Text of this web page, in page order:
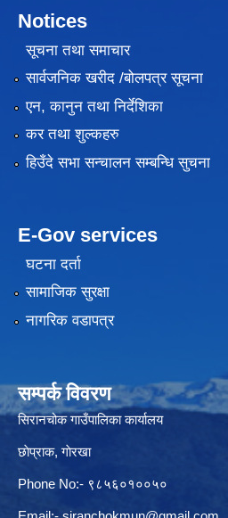
Notices
सूचना तथा समाचार
सार्वजनिक खरीद /बोलपत्र सूचना
एन, कानुन तथा निर्देशिका
कर तथा शुल्कहरु
हिउँदे सभा सन्चालन सम्बन्धि सुचना
E-Gov services
घटना दर्ता
सामाजिक सुरक्षा
नागरिक वडापत्र
सम्पर्क विवरण
सिरानचोक गाउँपालिका कार्यालय
छाेप्राक, गाेरखा
Phone No:- ९८५६०१००५०